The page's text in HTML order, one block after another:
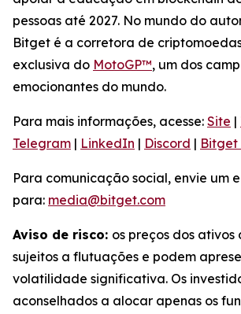
pessoas até 2027. No mundo do
Bitget é a corretora de
exclusiva do MotoGP™, um dos
emocionantes do mundo.
Para mais informações, acesse: Site |
Telegram | LinkedIn | Discord |
Para comunicação social, envie um
para: media@bitget.com
Aviso de risco: os preços dos
sujeitos a flutuações e podem
volatilidade significativa. Os
aconselhados a alocar apenas os